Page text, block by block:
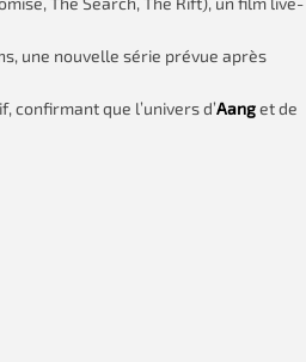
une nouvelle série prévue après
confirmant que l’univers d’Aanget de